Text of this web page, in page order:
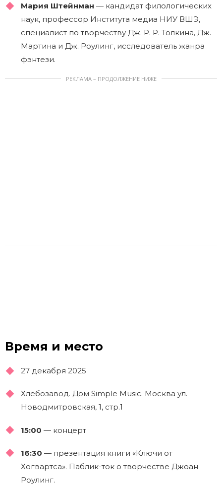
Мария Штейнман — кандидат филологических
наук, профессор Института медиа НИУ ВШЭ,
специалист по творчеству Дж. Р. Р. Толкина, Дж.
Мартина и Дж. Роулинг, исследователь жанра
фэнтези.
РЕКЛАМА – ПРОДОЛЖЕНИЕ НИЖЕ
Время и место
27 декабря 2025
Хлебозавод. Дом Simple Music. Москва ул.
Новодмитровская, 1, стр.1
15:00 — концерт
16:30 — презентация книги «Ключи от
Хогвартса». Паблик-ток о творчестве Джоан
Роулинг.